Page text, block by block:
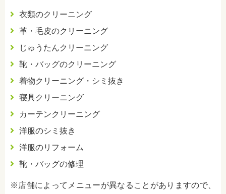
衣類のクリーニング
革・毛皮のクリーニング
じゅうたんクリーニング
靴・バッグのクリーニング
着物クリーニング・シミ抜き
寝具クリーニング
カーテンクリーニング
洋服のシミ抜き
洋服のリフォーム
靴・バッグの修理
※店舗によってメニューが異なることがありますので、